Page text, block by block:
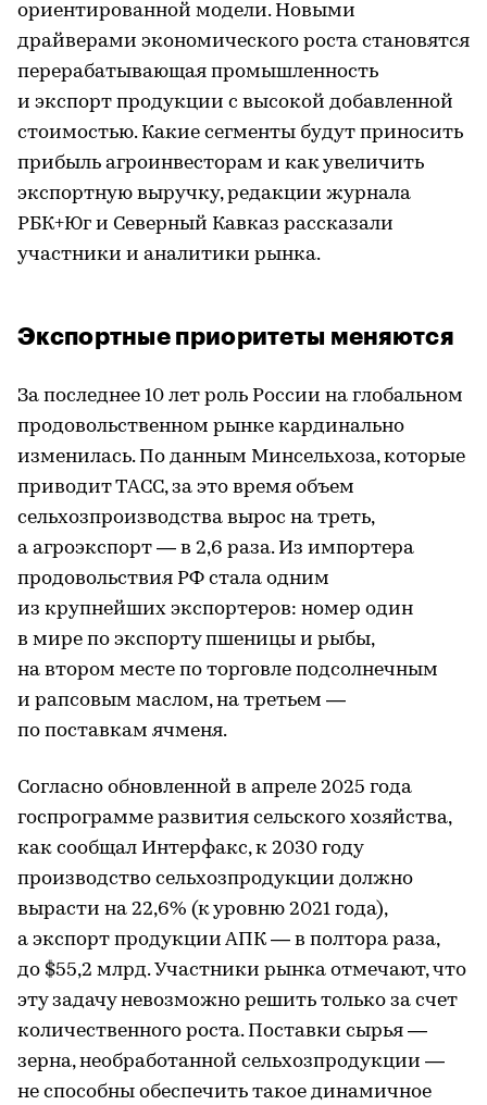
ориентированной модели. Новыми
драйверами экономического роста становятся
перерабатывающая промышленность
и экспорт продукции с высокой добавленной
стоимостью. Какие сегменты будут приносить
прибыль агроинвесторам и как увеличить
экспортную выручку, редакции журнала
РБК+Юг и Северный Кавказ рассказали
участники и аналитики рынка.
Экспортные приоритеты меняются
За последнее 10 лет роль России на глобальном
продовольственном рынке кардинально
изменилась. По данным Минсельхоза, которые
приводит ТАСС, за это время объем
сельхозпроизводства вырос на треть,
а агроэкспорт — в 2,6 раза. Из импортера
продовольствия РФ стала одним
из крупнейших экспортеров: номер один
в мире по экспорту пшеницы и рыбы,
на втором месте по торговле подсолнечным
и рапсовым маслом, на третьем —
по поставкам ячменя.
Согласно обновленной в апреле 2025 года
госпрограмме развития сельского хозяйства,
как сообщал Интерфакс, к 2030 году
производство сельхозпродукции должно
вырасти на 22,6% (к уровню 2021 года),
а экспорт продукции АПК — в полтора раза,
до $55,2 млрд. Участники рынка отмечают, что
эту задачу невозможно решить только за счет
количественного роста. Поставки сырья —
зерна, необработанной сельхозпродукции —
не способны обеспечить такое динамичное